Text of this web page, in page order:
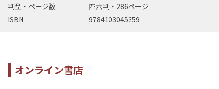
判型・ページ数
四六判・286ページ
ISBN
9784103045359
オンライン書店